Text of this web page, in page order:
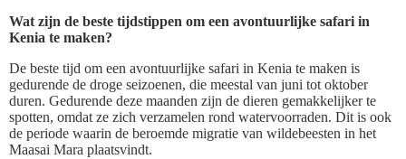
Wat zijn de beste tijdstippen om een avontuurlijke safari in
Kenia te maken?
De beste tijd om een avontuurlijke safari in Kenia te maken is
gedurende de droge seizoenen, die meestal van juni tot oktober
duren. Gedurende deze maanden zijn de dieren gemakkelijker te
spotten, omdat ze zich verzamelen rond watervoorraden. Dit is ook
de periode waarin de beroemde migratie van wildebeesten in het
Maasai Mara plaatsvindt.